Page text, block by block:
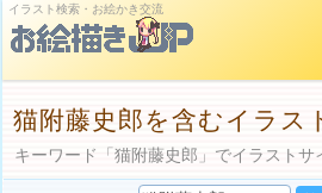
イラスト検索・お絵かき交流
猫附藤史郎を含むイラス
キーワード「猫附藤史郎」でイラストサ